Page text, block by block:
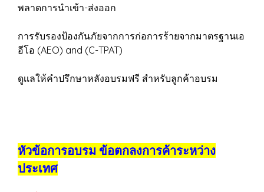
พลาดการนำเข้า-ส่งออก
การรับรองป้องกันภัยจากการก่อการร้ายจากมาตรฐานเอ
อีโอ (AEO) and (C-TPAT)
ดูเเลให้คำปรึกษาหลังอบรมฟรี สำหรับลูกค้าอบรม
หัวข้อการอบรม ข้อตกลงการค้าระหว่าง
ประเทศ